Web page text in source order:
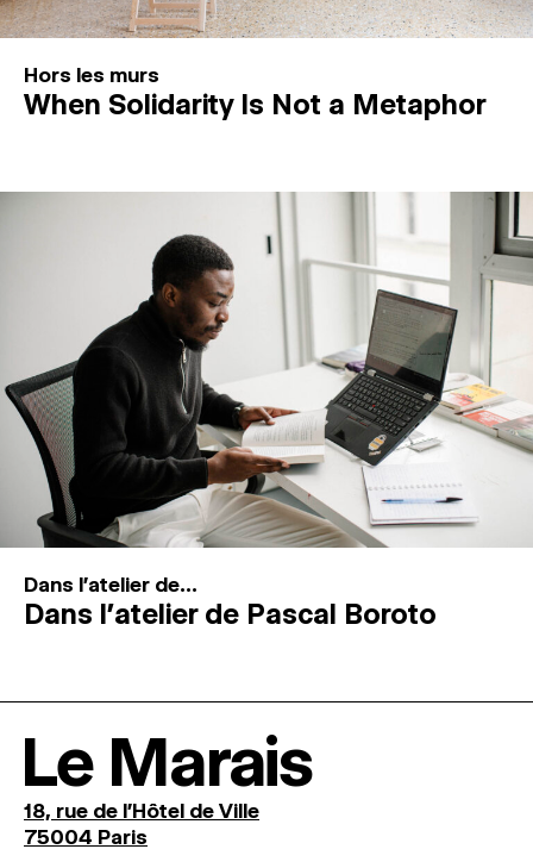
Hors les murs
When Solidarity Is Not a Metaphor
Dans l'atelier de...
Dans l’atelier de Pascal Boroto
Le Marais
18, rue de l'Hôtel de Ville
75004 Paris